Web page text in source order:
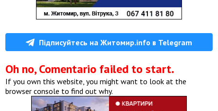
Підписуйтесь на Житомир.info в Telegram
Oh no, Comentario failed to start.
If you own this website, you might want to look at the
browser console to find out why.